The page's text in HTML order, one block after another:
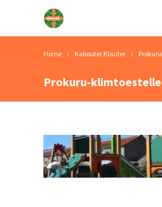
Home Kabouter Klauter
Prokuru-